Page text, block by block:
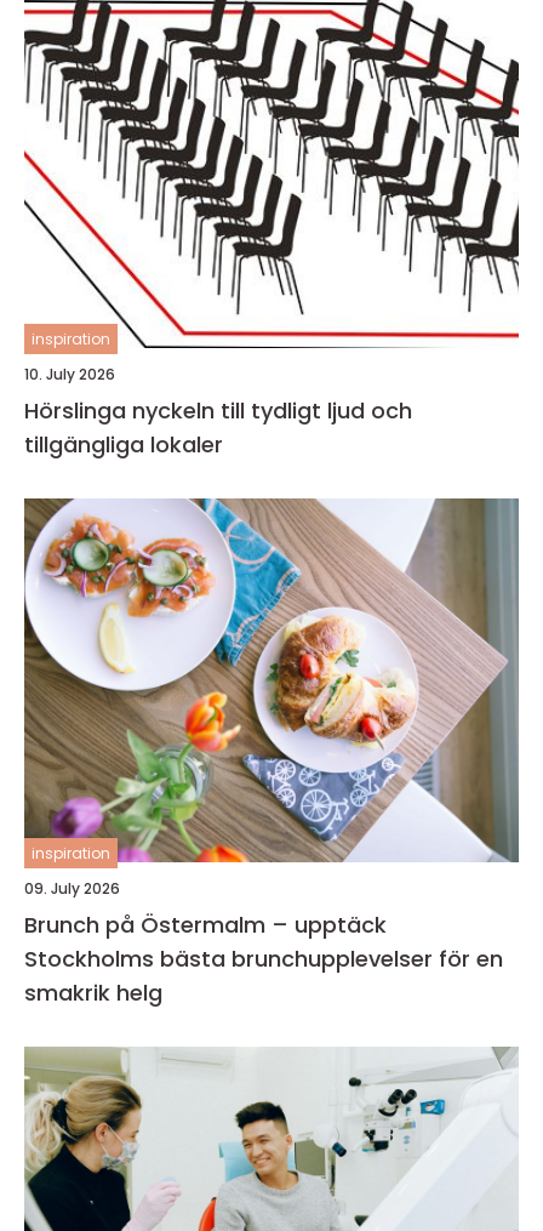
inspiration
10. July 2026
Hörslinga nyckeln till tydligt ljud och
tillgängliga lokaler
inspiration
09. July 2026
Brunch på Östermalm – upptäck
Stockholms bästa brunchupplevelser för en
smakrik helg